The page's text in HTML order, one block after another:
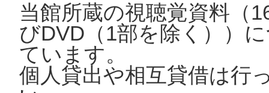
当館所蔵の視聴覚資料（
びDVD（1部を除く））
ています。
個人貸出や相互貸借は行